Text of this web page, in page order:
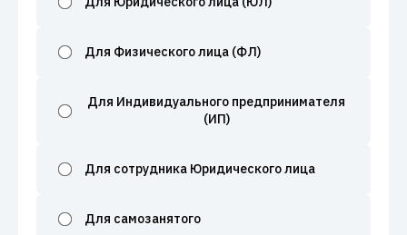
Для Физического лица (ФЛ)
Для Индивидуального предпринимателя
(ИП)
Для сотрудника Юридического лица
Для самозанятого